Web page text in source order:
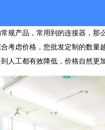
规产品，常用到的连接器，
考虑价格，您批发定制的数
人工都有效降低，价格自然更